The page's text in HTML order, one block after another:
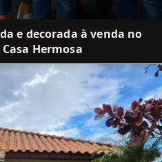
e decorada à venda no
Hermosa